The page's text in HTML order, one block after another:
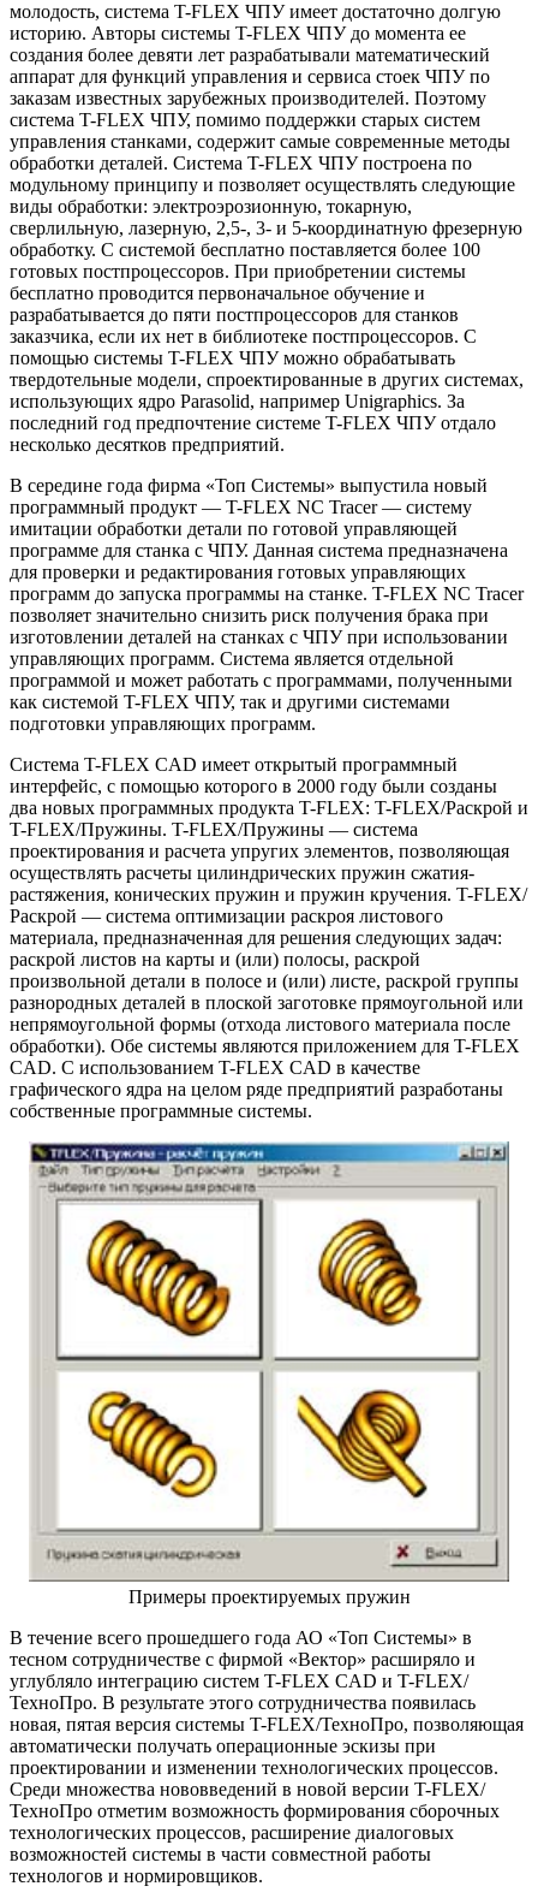
молодость, система T-FLEX ЧПУ имеет достаточно долгую
историю. Авторы системы T-FLEX ЧПУ до момента ее
создания более девяти лет разрабатывали математический
аппарат для функций управления и сервиса стоек ЧПУ по
заказам известных зарубежных производителей. Поэтому
система T-FLEX ЧПУ, помимо поддержки старых систем
управления станками, содержит самые современные методы
обработки деталей. Система T-FLEX ЧПУ построена по
модульному принципу и позволяет осуществлять следующие
виды обработки: электроэрозионную, токарную,
сверлильную, лазерную, 2,5-, 3- и 5-координатную фрезерную
обработку. С системой бесплатно поставляется более 100
готовых постпроцессоров. При приобретении системы
бесплатно проводится первоначальное обучение и
разрабатывается до пяти постпроцессоров для станков
заказчика, если их нет в библиотеке постпроцессоров. С
помощью системы T-FLEX ЧПУ можно обрабатывать
твердотельные модели, спроектированные в других системах,
использующих ядро Parasolid, например Unigraphics. За
последний год предпочтение системе T-FLEX ЧПУ отдало
несколько десятков предприятий.
В середине года фирма «Топ Системы» выпустила новый
программный продукт — T-FLEX NC Tracer — систему
имитации обработки детали по готовой управляющей
программе для станка с ЧПУ. Данная система предназначена
для проверки и редактирования готовых управляющих
программ до запуска программы на станке. T-FLEX NC Tracer
позволяет значительно снизить риск получения брака при
изготовлении деталей на станках с ЧПУ при использовании
управляющих программ. Система является отдельной
программой и может работать с программами, полученными
как системой T-FLEX ЧПУ, так и другими системами
подготовки управляющих программ.
Система T-FLEX CAD имеет открытый программный
интерфейс, с помощью которого в 2000 году были созданы
два новых программных продукта T-FLEX: T-FLEX/Раскрой и
T-FLEX/Пружины. T-FLEX/Пружины — система
проектирования и расчета упругих элементов, позволяющая
осуществлять расчеты цилиндрических пружин сжатия-
растяжения, конических пружин и пружин кручения. T-FLEX/
Раскрой — система оптимизации раскроя листового
материала, предназначенная для решения следующих задач:
раскрой листов на карты и (или) полосы, раскрой
произвольной детали в полосе и (или) листе, раскрой группы
разнородных деталей в плоской заготовке прямоугольной или
непрямоугольной формы (отхода листового материала после
обработки). Обе системы являются приложением для T-FLEX
CAD. С использованием T-FLEX CAD в качестве
графического ядра на целом ряде предприятий разработаны
собственные программные системы.
Примеры проектируемых пружин
В течение всего прошедшего года АО «Топ Системы» в
тесном сотрудничестве с фирмой «Вектор» расширяло и
углубляло интеграцию систем T-FLEX CAD и T-FLEX/
ТехноПро. В результате этого сотрудничества появилась
новая, пятая версия системы T-FLEX/ТехноПро, позволяющая
автоматически получать операционные эскизы при
проектировании и изменении технологических процессов.
Среди множества нововведений в новой версии T-FLEX/
ТехноПро отметим возможность формирования сборочных
технологических процессов, расширение диалоговых
возможностей системы в части совместной работы
технологов и нормировщиков.